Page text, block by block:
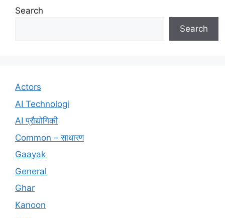
Search
Search
Actors
AI Technologi
AI प्रौद्योगिकी
Common – साधारण
Gaayak
General
Ghar
Kanoon